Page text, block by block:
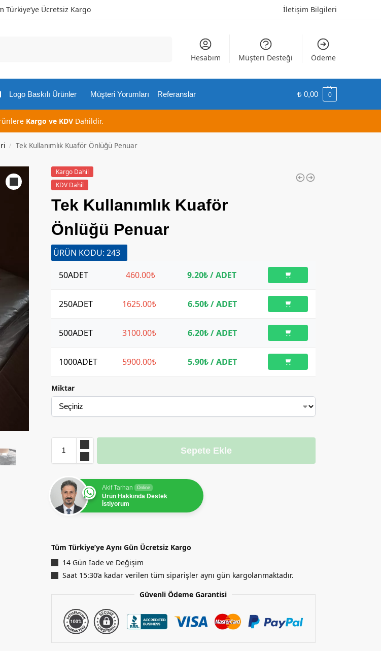
Türkiye’ye Ücretsiz Kargo İletişim Bilgileri
Hesabım Müşteri Desteği Ödeme
Logo Baskılı Ürünler Müşteri Yorumları Referanslar ₺ 0,00 0
Kargo ve KDV Dahildir.
/ Tek Kullanımlık Kuaför Önlüğü Penuar
Kargo Dahil
KDV Dahil
Tek Kullanımlık Kuaför
Önlüğü Penuar
ÜRÜN KODU: 243
50ADET 460.00₺ 9.20₺/ ADET
250ADET 1625.00₺ 6.50₺/ ADET
500ADET 3100.00₺ 6.20₺/ ADET
1000ADET 5900.00₺ 5.90₺/ ADET
Miktar
Sepete Ekle
Akif Tarhan Online
Ürün Hakkında Destek
İstiyorum
Tüm Türkiye’ye Aynı Gün Ücretsiz Kargo
14 Gün İade ve Değişim
Saat 15:30’a kadar verilen tüm siparişler aynı gün kargolanmaktadır.
Güvenli Ödeme Garantisi